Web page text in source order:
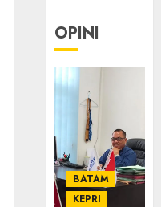
OPINI
BATAM
KEPRI